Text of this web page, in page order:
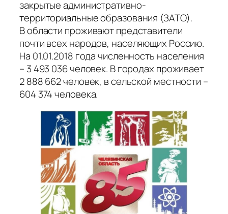
закрытые административно-
территориальные образования (ЗАТО).
В области проживают представители
почти всех народов, населяющих Россию.
На 01.01.2018 года численность населения
– 3 493 036 человек. В городах проживает
2 888 662 человек, в сельской местности –
604 374 человека.